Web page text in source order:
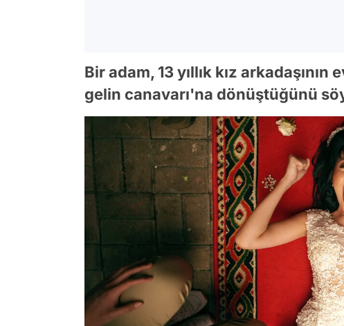
Bir adam, 13 yıllık kız
gelin canavarı'na dönüştüğünü